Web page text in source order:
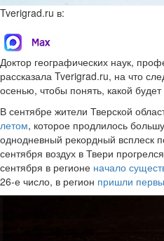
Tverigrad.ru в:
Доктор географических наук,
рассказала Tverigrad.ru, на что
осенью, чтобы понять, какой
В сентябре жители Тверской
летом, которое продлилось
однодневный рекордный всплеск
сентября воздух в Твери
сентября в регионе начало
26-е число, в регион пришли